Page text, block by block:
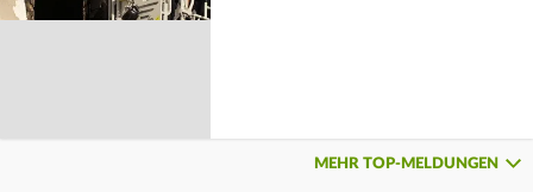
MEHR TOP-MELDUNGEN